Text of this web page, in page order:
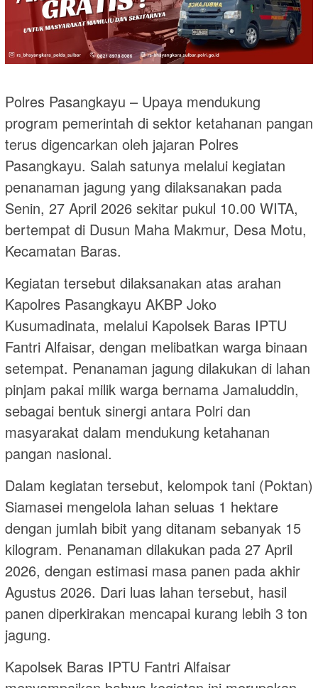
Polres Pasangkayu – Upaya mendukung
program pemerintah di sektor ketahanan pangan
terus digencarkan oleh jajaran Polres
Pasangkayu. Salah satunya melalui kegiatan
penanaman jagung yang dilaksanakan pada
Senin, 27 April 2026 sekitar pukul 10.00 WITA,
bertempat di Dusun Maha Makmur, Desa Motu,
Kecamatan Baras.
Kegiatan tersebut dilaksanakan atas arahan
Kapolres Pasangkayu AKBP Joko
Kusumadinata, melalui Kapolsek Baras IPTU
Fantri Alfaisar, dengan melibatkan warga binaan
setempat. Penanaman jagung dilakukan di lahan
pinjam pakai milik warga bernama Jamaluddin,
sebagai bentuk sinergi antara Polri dan
masyarakat dalam mendukung ketahanan
pangan nasional.
Dalam kegiatan tersebut, kelompok tani (Poktan)
Siamasei mengelola lahan seluas 1 hektare
dengan jumlah bibit yang ditanam sebanyak 15
kilogram. Penanaman dilakukan pada 27 April
2026, dengan estimasi masa panen pada akhir
Agustus 2026. Dari luas lahan tersebut, hasil
panen diperkirakan mencapai kurang lebih 3 ton
jagung.
Kapolsek Baras IPTU Fantri Alfaisar